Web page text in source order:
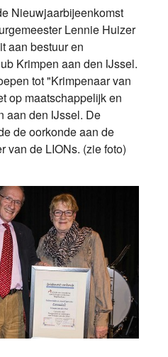
Nieuwjaarbijeenkomst
Lennie Huizer
aan bestuur en
Krimpen aan den IJssel.
tot "Krimpenaar van
op maatschappelijk en
aan den IJssel. De
de oorkonde aan de
van de LIONs. (zie foto)